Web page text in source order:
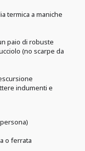
termica a maniche
paio di robuste
(no scarpe da
indumenti e
o ferrata